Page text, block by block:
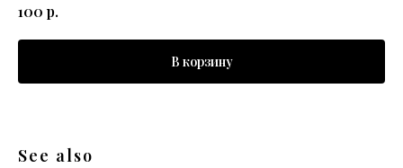
100 р.
В корзину
See also